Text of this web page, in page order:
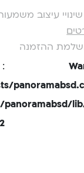
עיצוב
ההזמנה
: Undefined variable $version in